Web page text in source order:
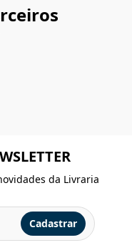
da Livraria
Cadastrar